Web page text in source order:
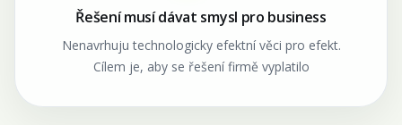
Řešení musí dávat smysl pro business
Nenavrhuju technologicky efektní věci pro efekt.
Cílem je, aby se řešení firmě vyplatilo